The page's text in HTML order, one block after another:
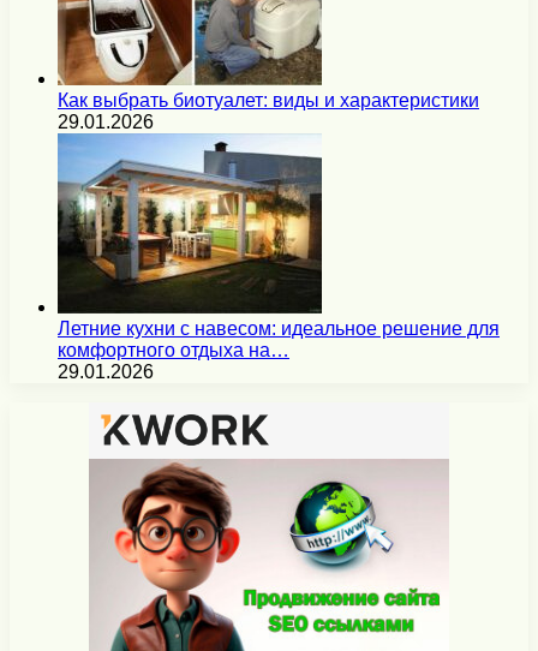
Как выбрать биотуалет: виды и характеристики
29.01.2026
Летние кухни с навесом: идеальное решение для
комфортного отдыха на…
29.01.2026